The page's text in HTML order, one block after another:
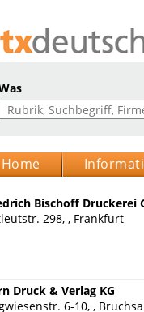
Home
Bischoff Druckerei
298, , Frankfurt
Druck & Verlag KG
6-10, ,